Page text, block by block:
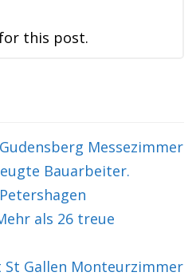
this post.
Messezimmer
Bauarbeiter.
als 26 treue
Gallen Monteurzimmer